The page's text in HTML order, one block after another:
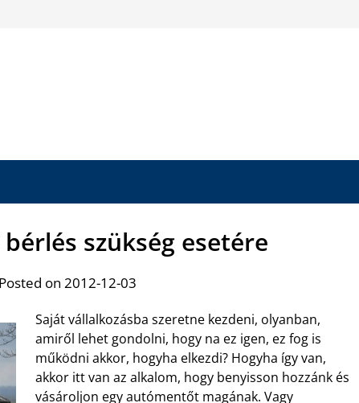
szükség esetére
Posted on 2012-12-03
Saját vállalkozásba szeretne kezdeni, olyanban,
amiről lehet gondolni, hogy na ez igen, ez fog is
működni akkor, hogyha elkezdi? Hogyha így van,
akkor itt van az alkalom, hogy benyisson hozzánk és
vásároljon egy autómentőt magának. Vagy